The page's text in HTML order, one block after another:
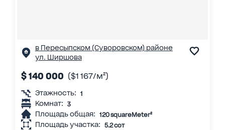
в Пересыпском (Суворовском) районе
ул. Ширшова
$ 140 000 ($1 167/м²)
Этажность: 1
Комнат: 3
Площадь общая: 120 squareMeter²
Площадь участка: 5.2 сот